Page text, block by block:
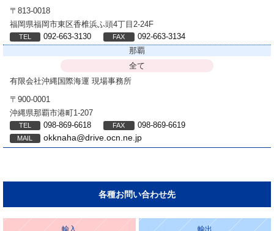
〒813-0018
福岡県福岡市東区香椎浜ふ頭4丁目2-24F
092-663-3130
092-663-3134
那覇
全て
有限会社沖縄国際海運 現場事務所
〒900-0001
沖縄県那覇市港町1-207
098-869-6618
098-869-6619
okknaha@drive.ocn.ne.jp
各種お問い合わせ先
輸入 輸出